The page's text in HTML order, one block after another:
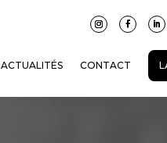
ACTUALITÉS CONTACT